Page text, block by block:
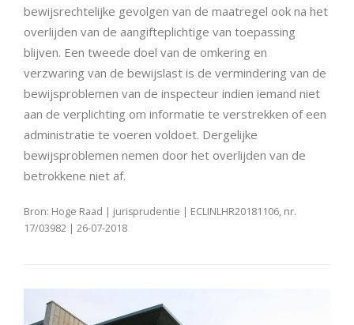
bewijsrechtelijke gevolgen van de maatregel ook na het
overlijden van de aangifteplichtige van toepassing
blijven. Een tweede doel van de omkering en
verzwaring van de bewijslast is de vermindering van de
bewijsproblemen van de inspecteur indien iemand niet
aan de verplichting om informatie te verstrekken of een
administratie te voeren voldoet. Dergelijke
bewijsproblemen nemen door het overlijden van de
betrokkene niet af.
Bron: Hoge Raad | jurisprudentie | ECLINLHR20181106, nr.
17/03982 | 26-07-2018